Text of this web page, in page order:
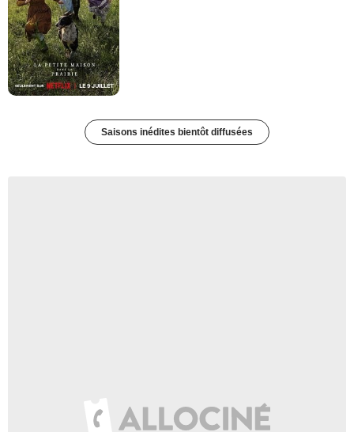
Saisons inédites bientôt diffusées